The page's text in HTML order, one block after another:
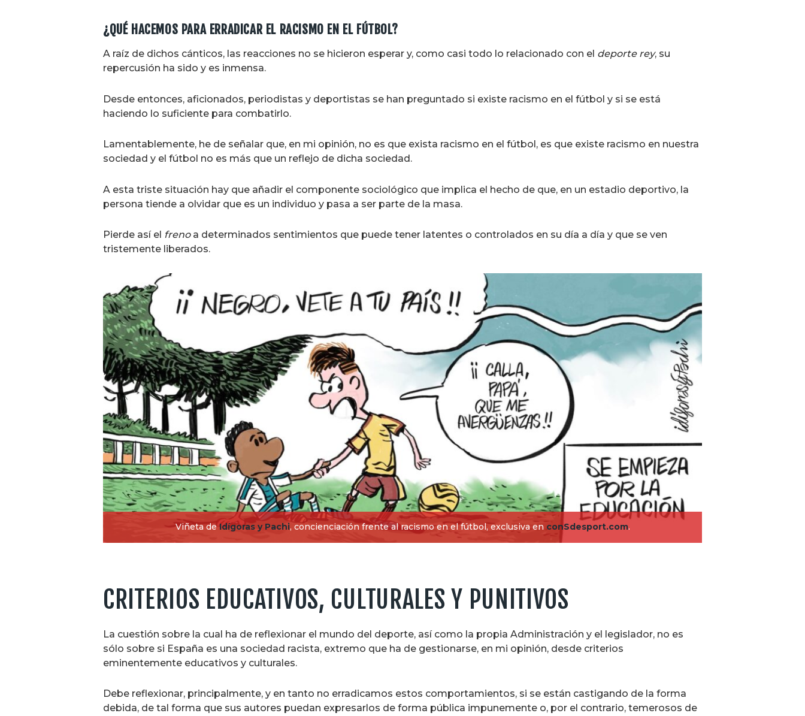
¿QUÉ HACEMOS PARA ERRADICAR EL RACISMO EN EL FÚTBOL?
A raíz de dichos cánticos, las reacciones no se hicieron esperar y, como casi todo lo relacionado con el deporte rey, su
repercusión ha sido y es inmensa.
Desde entonces, aficionados, periodistas y deportistas se han preguntado si existe racismo en el fútbol y si se está
haciendo lo suficiente para combatirlo.
Lamentablemente, he de señalar que, en mi opinión, no es que exista racismo en el fútbol, es que existe racismo en nuestra
sociedad y el fútbol no es más que un reflejo de dicha sociedad.
A esta triste situación hay que añadir el componente sociológico que implica el hecho de que, en un estadio deportivo, la
persona tiende a olvidar que es un individuo y pasa a ser parte de la masa.
Pierde así el frenoa determinados sentimientos que puede tener latentes o controlados en su día a día y que se ven
tristemente liberados.
Viñeta deIdígoras y Pachi, concienciación frente al racismo en el fútbol, exclusiva en conSdesport.com.
CRITERIOS EDUCATIVOS, CULTURALES Y PUNITIVOS
La cuestión sobre la cual ha de reflexionar el mundo del deporte, así como la propia Administración y el legislador, no es
sólo sobre si España es una sociedad racista, extremo que ha de gestionarse, en mi opinión, desde criterios
eminentemente educativos y culturales.
Debe reflexionar, principalmente, y en tanto no erradicamos estos comportamientos, si se están castigando de la forma
debida, de tal forma que sus autores puedan expresarlos de forma pública impunemente o, por el contrario, temerosos de